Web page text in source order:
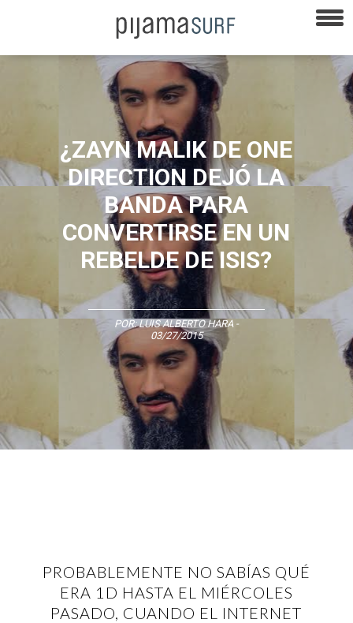
¿ZAYN MALIK DE ONE
DIRECTION DEJÓ LA
BANDA PARA
CONVERTIRSE EN UN
REBELDE DE ISIS?
POR:LUIS ALBERTO HARA-
03/27/2015
PROBABLEMENTE NO SABÍAS QUÉ
ERA 1D HASTA EL MIÉRCOLES
PASADO, CUANDO EL INTERNET